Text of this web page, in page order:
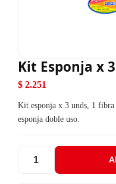
Kit Esponja x
$2.251
Kit esponja x 3 unds, 1 fibra
esponja doble uso.
Kit Esponja x 3 New